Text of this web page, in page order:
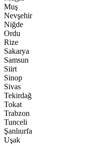
Muş
Nevşehir
Niğde
Ordu
Rize
Sakarya
Samsun
Siirt
Sinop
Sivas
Tekirdağ
Tokat
Trabzon
Tunceli
Şanlıurfa
Uşak